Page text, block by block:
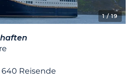
1/ 19
Reisende